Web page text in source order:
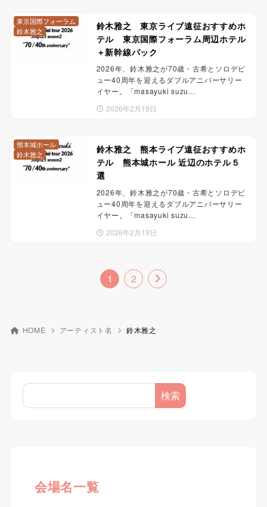
鈴木雅之 東京ライブ遠征おすすめホ
テル 東京国際フォーラム周辺ホテル
＋新幹線パック
2026年、鈴木雅之が70歳・古希とソロデビ
ュー40周年を迎えるダブルアニバーサリー
イヤー。「masayuki suzu…
2026年2月19日
東京国際フォーラム
鈴木雅之
鈴木雅之 熊本ライブ遠征おすすめホ
テル 熊本城ホール 近辺のホテル５
選
2026年、鈴木雅之が70歳・古希とソロデビ
ュー40周年を迎えるダブルアニバーサリー
イヤー。「masayuki suzu…
2026年2月19日
熊本城ホール
鈴木雅之
1 2
HOME アーティスト名 鈴木雅之
検索
会場名一覧